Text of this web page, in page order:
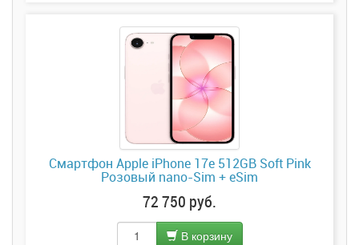
Смартфон Apple iPhone 17e 512GB Soft Pink
Розовый nano-Sim + eSim
72 750 руб.
В корзину